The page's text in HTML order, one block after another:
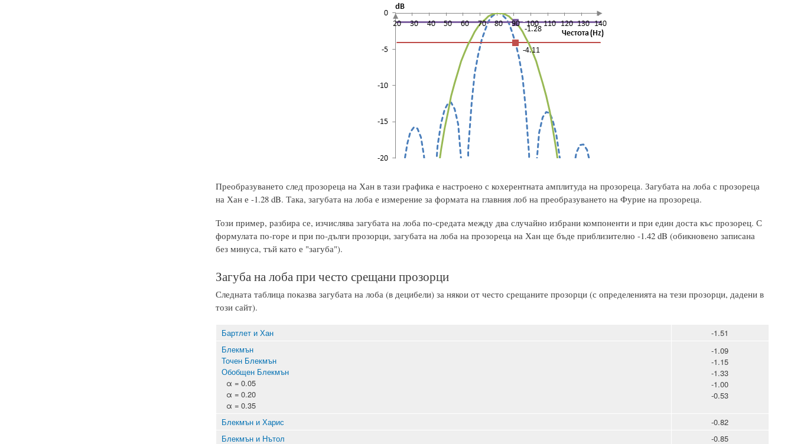
Преобразуването след прозореца на Хан в тази графика е настроено с кохерентната амплитуда на прозореца. Загубата на лоба с прозореца
на Хан е -1.28 dB. Така, загубата на лоба е измерение за формата на главния лоб на преобразуването на Фурие на прозореца.
Този пример, разбира се, изчислява загубата на лоба по-средата между два случайно избрани компоненти и при един доста къс прозорец. С
формулата по-горе и при по-дълги прозорци, загубата на лоба на прозореца на Хан ще бъде приблизително -1.42 dB (обикновено записана
без минуса, тъй като е "загуба").
Загуба на лоба при често срещани прозорци
Следната таблица показва загубата на лоба (в децибели) за някои от често срещаните прозорци (с определенията на тези прозорци, дадени в
този сайт).
Бартлет и Хан
-1.51
Блекмън
Точен Блекмън
Обобщен Блекмън
α = 0.05
α = 0.20
α = 0.35
-1.09
-1.15
-1.33
-1.00
-0.53
Блекмън и Харис
-0.82
Блекмън и Нътол
-0.85